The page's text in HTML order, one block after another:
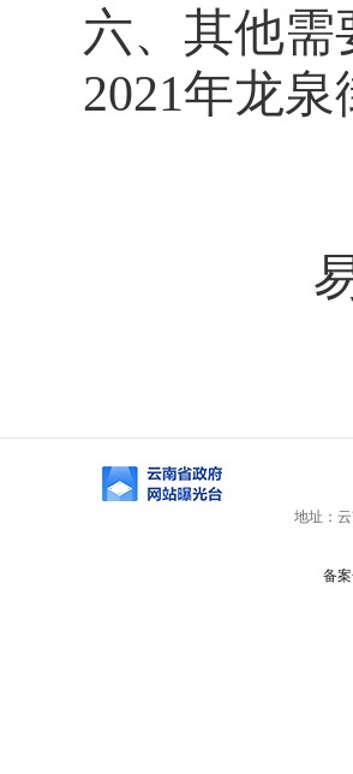
六、其他需
2021年龙泉
地址：
备